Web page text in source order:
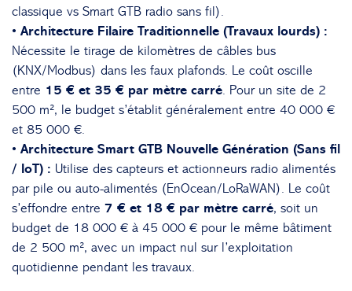
classique vs Smart GTB radio sans fil).
• Architecture Filaire Traditionnelle (Travaux lourds) :
Nécessite le tirage de kilomètres de câbles bus
(KNX/Modbus) dans les faux plafonds. Le coût oscille
entre 15 € et 35 € par mètre carré. Pour un site de 2
500 m², le budget s’établit généralement entre 40 000 €
et 85 000 €.
• Architecture Smart GTB Nouvelle Génération (Sans fil
/ IoT) : Utilise des capteurs et actionneurs radio alimentés
par pile ou auto-alimentés (EnOcean/LoRaWAN). Le coût
s’effondre entre 7 € et 18 € par mètre carré, soit un
budget de 18 000 € à 45 000 € pour le même bâtiment
de 2 500 m², avec un impact nul sur l’exploitation
quotidienne pendant les travaux.